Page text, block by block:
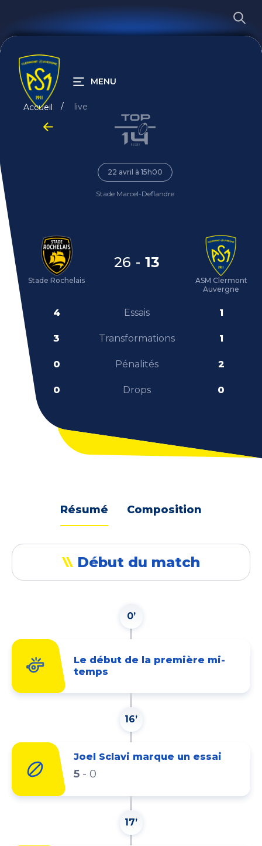
MENU
Accueil live
22 avril à 15h00
Stade Marcel-Deflandre
Stade Rochelais
26 - 13
ASM Clermont
Auvergne
4 Essais 1
3 Transformations 1
0 Pénalités 2
0 Drops 0
Résumé Composition
Début du match
Le début de la première mi-
temps
0’
Joel Sclavi marque un essai
5 - 0
16’
17’